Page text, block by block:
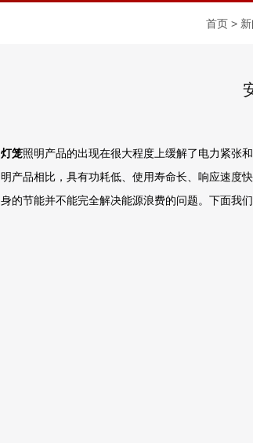
首页 >
灯笼照明产品的出现在很大程度上缓解了电力紧张
明产品相比，具有功耗低、使用寿命长、响应速度
身的节能并不能完全解决能源浪费的问题。下面我